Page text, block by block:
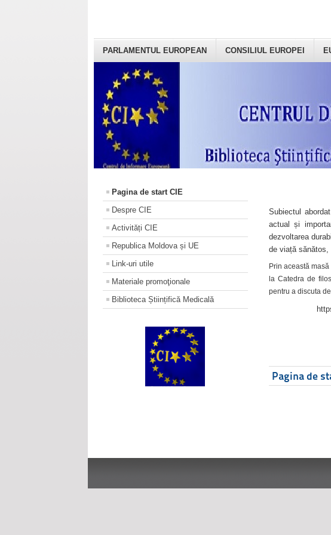
PARLAMENTUL EUROPEAN CONSILIUL EUROPEI
Pagina de start CIE
Despre CIE
Activități CIE
Republica Moldova și UE
Link-uri utile
Materiale promoţionale
Biblioteca Științifică Medicală
Subiectul
actual și
dezvoltarea
de viață sănătos,
Prin această
la Catedra de
pentru a discuta
Pagina de